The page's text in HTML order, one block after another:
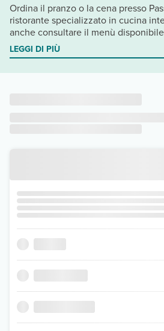
Ordina il pranzo o la cena presso
ristorante specializzato in cucina
anche consultare il menù
LEGGI DI PIÙ